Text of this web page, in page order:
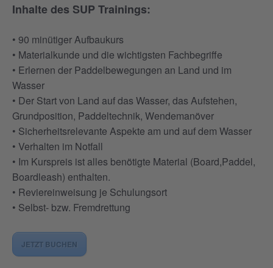
Inhalte des SUP Trainings:
• 90 minütiger Aufbaukurs
• Materialkunde und die wichtigsten Fachbegriffe
• Erlernen der Paddelbewegungen an Land und im
Wasser
• Der Start von Land auf das Wasser, das Aufstehen,
Grundposition, Paddeltechnik, Wendemanöver
• Sicherheitsrelevante Aspekte am und auf dem Wasser
• Verhalten im Notfall
• Im Kurspreis ist alles benötigte Material (Board,Paddel,
Boardleash) enthalten.
• Reviereinweisung je Schulungsort
• Selbst- bzw. Fremdrettung
JETZT BUCHEN